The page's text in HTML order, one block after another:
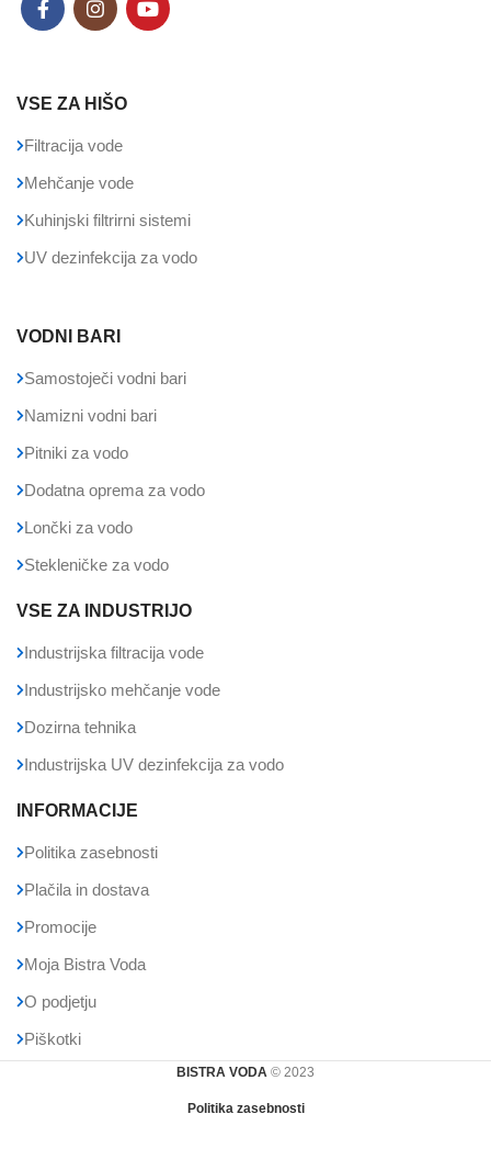
VSE ZA HIŠO
Filtracija vode
Mehčanje vode
Kuhinjski filtrirni sistemi
UV dezinfekcija za vodo
VODNI BARI
Samostoječi vodni bari
Namizni vodni bari
Pitniki za vodo
Dodatna oprema za vodo
Lončki za vodo
Stekleničke za vodo
VSE ZA INDUSTRIJO
Industrijska filtracija vode
Industrijsko mehčanje vode
Dozirna tehnika
Industrijska UV dezinfekcija za vodo
INFORMACIJE
Politika zasebnosti
Plačila in dostava
Promocije
Moja Bistra Voda
O podjetju
Piškotki
BISTRA VODA © 2023
Politika zasebnosti